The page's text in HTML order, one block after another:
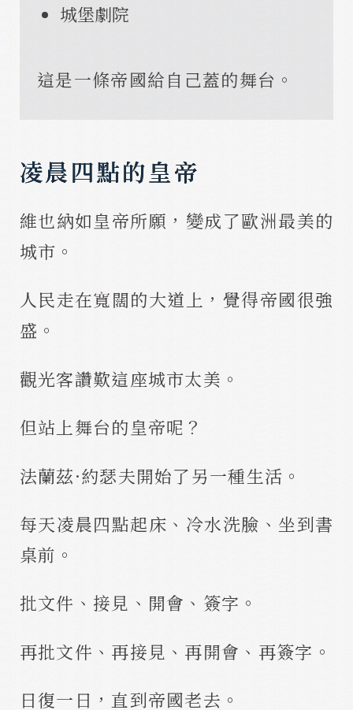
城堡劇院
這是一條帝國給自己蓋的舞台。
凌晨四點的皇帝
維也納如皇帝所願，變成了歐洲最美的
城市。
人民走在寬闊的大道上，覺得帝國很強
盛。
觀光客讚歎這座城市太美。
但站上舞台的皇帝呢？
法蘭茲·約瑟夫開始了另一種生活。
每天凌晨四點起床、冷水洗臉、坐到書
桌前。
批文件、接見、開會、簽字。
再批文件、再接見、再開會、再簽字。
日復一日，直到帝國老去。